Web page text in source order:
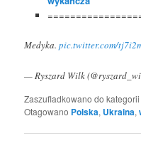
Medyka.pic.twitter.com/
— Ryszard Wilk
Zaszufladkowano do kategorii
Otagowano Polska, Ukraina,